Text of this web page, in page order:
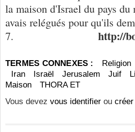
la maison d'Israel du pays
avais relégués pour qu'ils
7. http://
TERMES CONNEXES : Religion
Iran
Israël Jerusalem Juif
Maison
THORA ET
Vous devez vous identifier ou